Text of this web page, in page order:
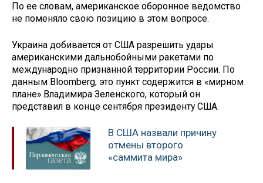
По ее словам, американское оборонное ведомство
не поменяло свою позицию в этом вопросе.
Украина добивается от США разрешить удары
американскими дальнобойными ракетами по
международно признанной территории России. По
данным Bloomberg, это пункт содержится в «мирном
плане» Владимира Зеленского, который он
представил в конце сентября президенту США.
В США назвали причину
отмены второго
«саммита мира»